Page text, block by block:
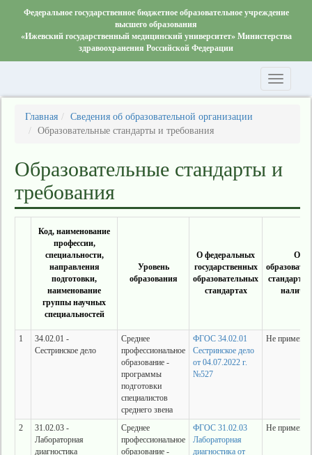
Федеральное государственное бюджетное образовательное учреждение
высшего образования
«Ижевский государственный медицинский университет» Министерства
здравоохранения Российской Федерации
Главная
Сведения об образовательной организации
Образовательные стандарты и требования
Образовательные стандарты и
требования
Код, наименование
профессии,
специальности,
направления
подготовки,
наименование
группы научных
специальностей
Уровень
образования
О федеральных
государственных
образовательных
стандартах
Об
1
34.02.01 -
Сестринское дело
Среднее
профессиональное
образование -
программы
подготовки
специалистов
среднего звена
ФГОС 34.02.01
Сестринское дело
от 04.07.2022 г.
№527
Не
2
31.02.03 -
Лабораторная
диагностика
Среднее
профессиональное
образование -
ФГОС 31.02.03
Лабораторная
диагностика от
Не